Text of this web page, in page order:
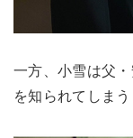
一方、小雪は父
を知られてしま